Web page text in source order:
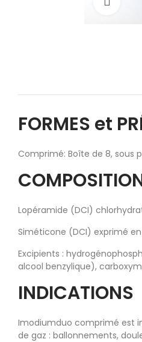
FORMES et
Comprimé: Boîte de 8, sous
Lopéramide (DCI)
Siméticone (DCI) exprimé
Excipients :
alcool benzylique),
INDICATIONS
Imodiumduo comprimé est
de gaz : ballonnements,